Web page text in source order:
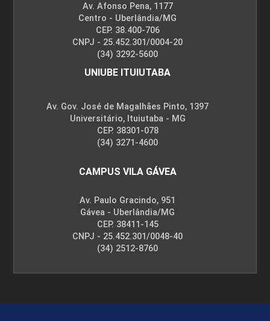
Av. Afonso Pena, 1177
Centro - Uberlândia/MG
CEP. 38.400-706
CNPJ - 25.452.301/0004-20
(34) 3292-5600
UNIUBE ITUIUTABA
Av. Gov. José de Magalhães Pinto, 1397
Universitário, Ituiutaba - MG
CEP. 38301-078
(34) 3271-4600
CAMPUS VILA GÁVEA
Av. Paulo Gracindo, 951
Gávea - Uberlândia/MG
CEP. 38411-145
CNPJ - 25.452.301/0048-40
(34) 2512-8760